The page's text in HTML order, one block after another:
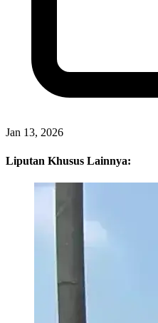
Jan 13, 2026
Liputan Khusus Lainnya: